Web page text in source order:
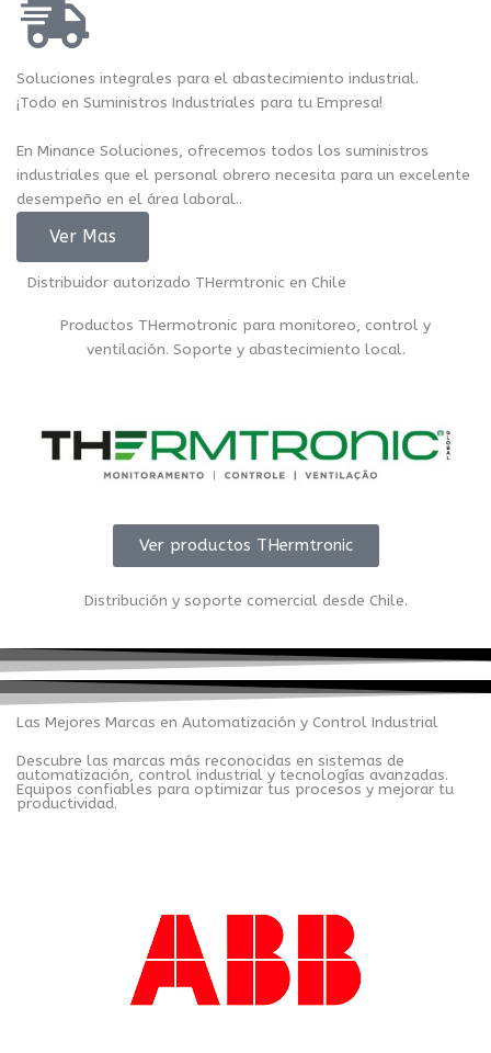
Soluciones integrales para el abastecimiento industrial.
¡Todo en Suministros Industriales para tu Empresa!
En Minance Soluciones, ofrecemos todos los suministros
industriales que el personal obrero necesita para un excelente
desempeño en el área laboral..
Ver Mas
Distribuidor autorizado THermtronic en Chile
Productos THermotronic para monitoreo, control y
ventilación. Soporte y abastecimiento local.
Ver productos THermtronic
Distribución y soporte comercial desde Chile.
Las Mejores Marcas en Automatización y Control Industrial
Descubre las marcas más reconocidas en sistemas de
automatización, control industrial y tecnologías avanzadas.
Equipos confiables para optimizar tus procesos y mejorar tu
productividad.